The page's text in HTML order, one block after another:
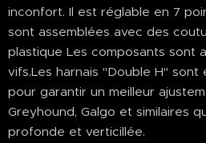
inconfort. Il est réglable en 7
sont assemblées avec des
plastique Les composants sont
vifs.Les harnais "Double H"
pour garantir un meilleur
Greyhound, Galgo et similaires
profonde et verticillée.